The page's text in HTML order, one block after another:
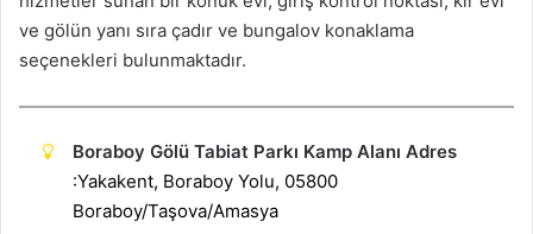
ve gölün yanı sıra çadır ve bungalov konaklama
seçenekleri bulunmaktadır.
Boraboy Gölü Tabiat Parkı Kamp Alanı Adres
:Yakakent, Boraboy Yolu, 05800
Boraboy/Taşova/Amasya